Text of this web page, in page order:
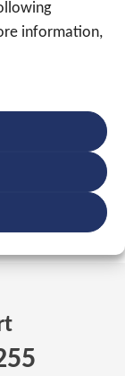
information,
en